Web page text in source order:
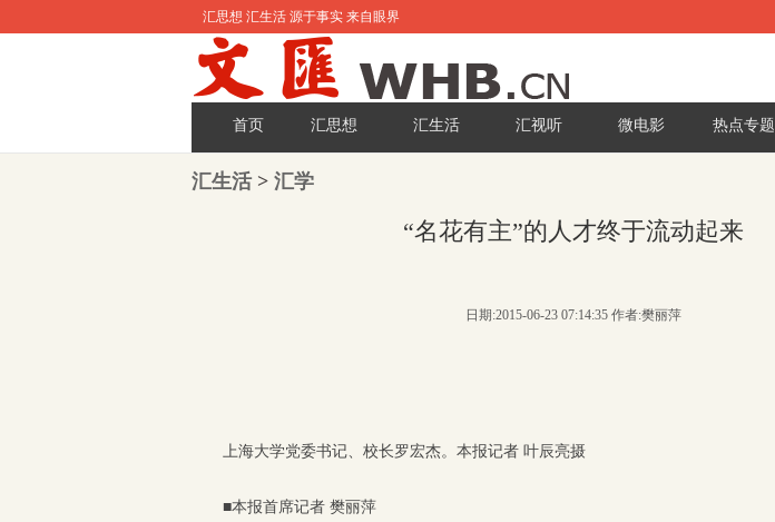
汇思想 汇生活 源于事实 来自眼界
首页 汇思想 汇生活 汇视听 微电影 热点专题
汇生活> 汇学
“名花有主”的人才终于流动起来
日期:2015-06-23 07:14:35 作者:樊丽萍
上海大学党委书记、校长罗宏杰。 本报记者 叶辰亮摄
■本报首席记者 樊丽萍